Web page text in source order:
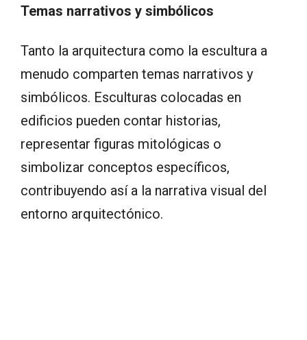
Temas narrativos y simbólicos
Tanto la arquitectura como la escultura a
menudo comparten temas narrativos y
simbólicos. Esculturas colocadas en
edificios pueden contar historias,
representar figuras mitológicas o
simbolizar conceptos específicos,
contribuyendo así a la narrativa visual del
entorno arquitectónico.